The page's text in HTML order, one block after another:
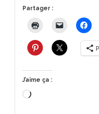
Partager :
J’aime ça :
Chargement…